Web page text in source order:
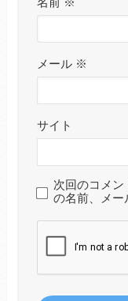
名前 ※
メール ※
サイト
次回のコメン
の名前、メー